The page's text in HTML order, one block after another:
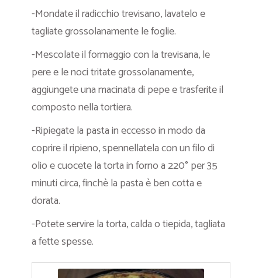
-Mondate il radicchio trevisano, lavatelo e
tagliate grossolanamente le foglie.
-Mescolate il formaggio con la trevisana, le
pere e le noci tritate grossolanamente,
aggiungete una macinata di pepe e trasferite il
composto nella tortiera.
-Ripiegate la pasta in eccesso in modo da
coprire il ripieno, spennellatela con un filo di
olio e cuocete la torta in forno a 220° per 35
minuti circa, finchè la pasta è ben cotta e
dorata.
-Potete servire la torta, calda o tiepida, tagliata
a fette spesse.